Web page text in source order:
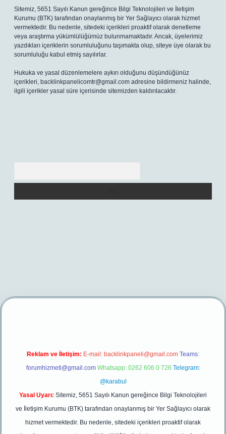
Sitemiz, 5651 Sayılı Kanun gereğince Bilgi Teknolojileri ve İletişim
Kurumu (BTK) tarafından onaylanmış bir Yer Sağlayıcı olarak hizmet
vermektedir. Bu nedenle, sitedeki içerikleri proaktif olarak denetleme
veya araştırma yükümlülüğümüz bulunmamaktadır. Ancak, üyelerimiz
yazdıkları içeriklerin sorumluluğunu taşımakta olup, siteye üye olarak bu
sorumluluğu kabul etmiş sayılırlar.
Hukuka ve yasal düzenlemelere aykırı olduğunu düşündüğünüz
içerikleri, backlinkpanelicomtr@gmail.com adresine bildirmeniz halinde,
ilgili içerikler yasal süre içerisinde sitemizden kaldırılacaktır.
betexper yeni giriş
Reklam ve İletişim: E-mail: backlinkpaneli@gmail.com Teams:
forumhizmeti@gmail.com Whatsapp: 0262 606 0 726 Telegram:
@karabul
Yasal Uyarı: Sitemiz, 5651 Sayılı Kanun gereğince Bilgi Teknolojileri
ve İletişim Kurumu (BTK) tarafından onaylanmış bir Yer Sağlayıcı olarak
hizmet vermektedir. Bu nedenle, sitedeki içerikleri proaktif olarak